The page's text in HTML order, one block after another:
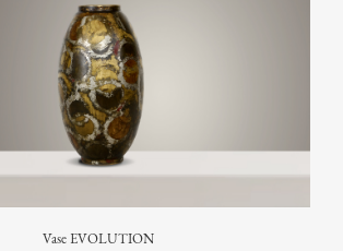
Vase EVOLUTION